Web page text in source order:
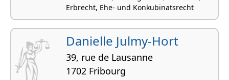
Erbrecht, Ehe- und Konkubinatsrecht
Danielle Julmy-Hort
39, rue de Lausanne
1702 Fribourg